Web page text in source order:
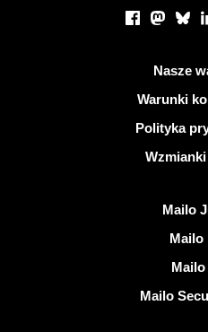
Facebook
Nasze
Warunki
Polityka
Mailo
Mailo
Mailo